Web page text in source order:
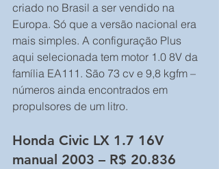
criado no Brasil a ser vendido na
Europa. Só que a versão nacional era
mais simples. A configuração Plus
aqui selecionada tem motor 1.0 8V da
família EA111. São 73 cv e 9,8 kgfm –
números ainda encontrados em
propulsores de um litro.
Honda Civic LX 1.7 16V
manual 2003 – R$ 20.836